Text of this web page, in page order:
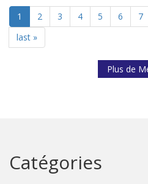
1 2 3 4 5 6 7
last »
Plus de
Catégories